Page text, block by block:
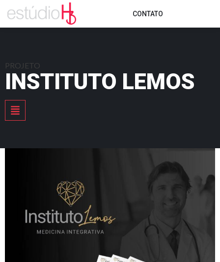
CONTATO
PROJETO
INSTITUTO LEMOS